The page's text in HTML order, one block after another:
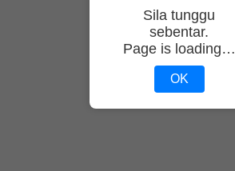
Sila tunggu
sebentar.
Page is loading…
OK